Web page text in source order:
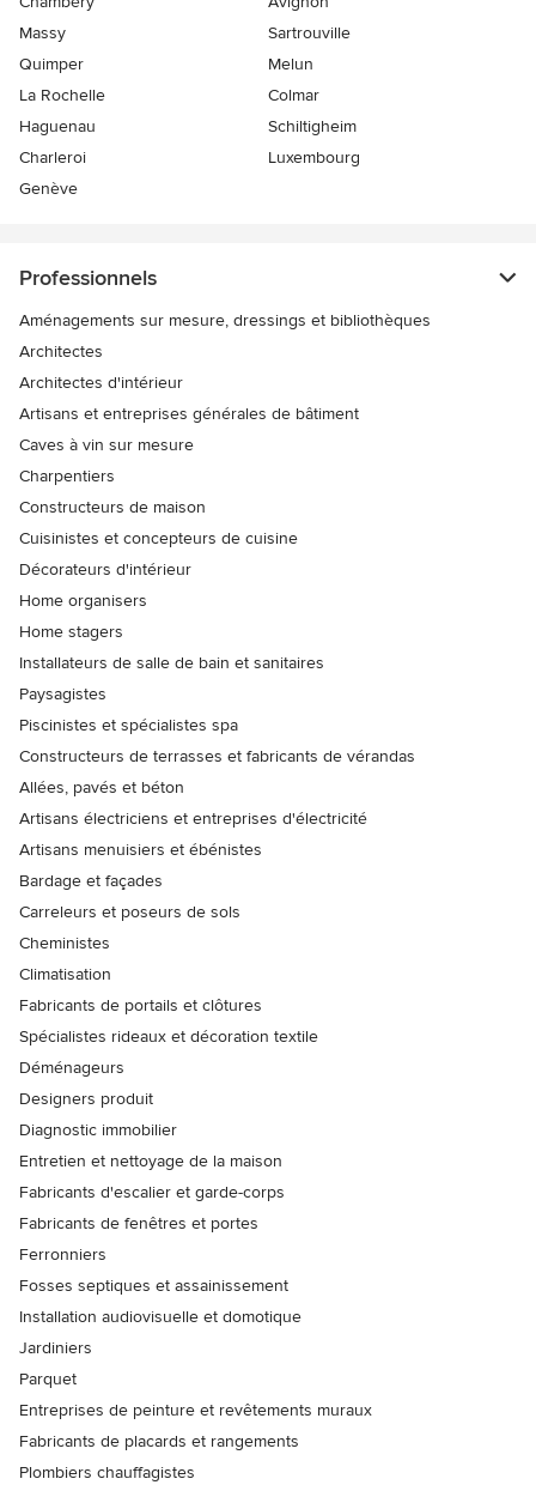
Massy
Sartrouville
Quimper
Melun
La Rochelle
Colmar
Haguenau
Schiltigheim
Charleroi
Luxembourg
Genève
Professionnels
Aménagements sur mesure, dressings et bibliothèques
Architectes
Architectes d'intérieur
Artisans et entreprises générales de bâtiment
Caves à vin sur mesure
Charpentiers
Constructeurs de maison
Cuisinistes et concepteurs de cuisine
Décorateurs d'intérieur
Home organisers
Home stagers
Installateurs de salle de bain et sanitaires
Paysagistes
Piscinistes et spécialistes spa
Constructeurs de terrasses et fabricants de vérandas
Allées, pavés et béton
Artisans électriciens et entreprises d'électricité
Artisans menuisiers et ébénistes
Bardage et façades
Carreleurs et poseurs de sols
Cheministes
Climatisation
Fabricants de portails et clôtures
Spécialistes rideaux et décoration textile
Déménageurs
Designers produit
Diagnostic immobilier
Entretien et nettoyage de la maison
Fabricants d'escalier et garde-corps
Fabricants de fenêtres et portes
Ferronniers
Fosses septiques et assainissement
Installation audiovisuelle et domotique
Jardiniers
Parquet
Entreprises de peinture et revêtements muraux
Fabricants de placards et rangements
Plombiers chauffagistes